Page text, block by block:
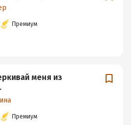
Премиум
меня из
Премиум